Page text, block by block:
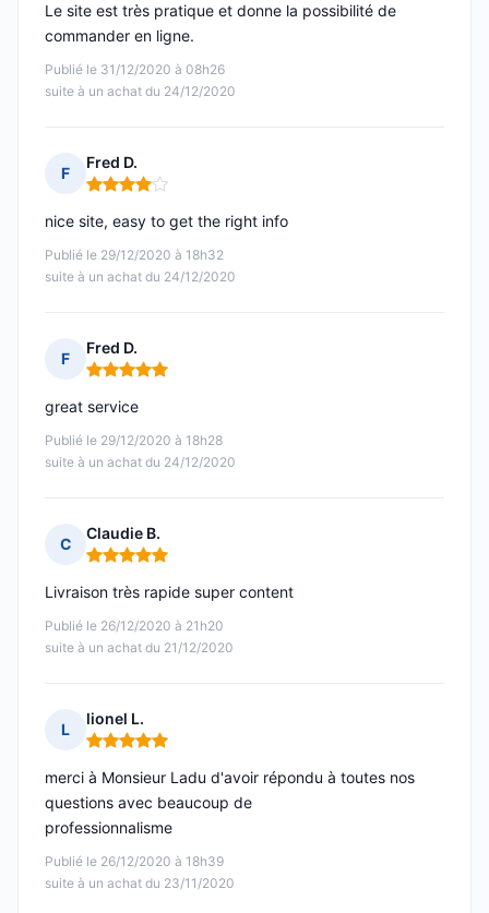
Publié le 31/12/2020 à 08h26
suite à un achat du 24/12/2020
Le site est très pratique et donne la possibilité de
commander en ligne.
F
Fred D.
Note : 4 sur 5
Publié le 29/12/2020 à 18h32
suite à un achat du 24/12/2020
nice site, easy to get the right info
F
Fred D.
Note : 5 sur 5
Publié le 29/12/2020 à 18h28
suite à un achat du 24/12/2020
great service
C
Claudie B.
Note : 5 sur 5
Publié le 26/12/2020 à 21h20
suite à un achat du 21/12/2020
Livraison très rapide super content
L
lionel L.
Note : 5 sur 5
Publié le 26/12/2020 à 18h39
suite à un achat du 23/11/2020
merci à Monsieur Ladu d'avoir répondu à toutes nos
questions avec beaucoup de
professionnalisme